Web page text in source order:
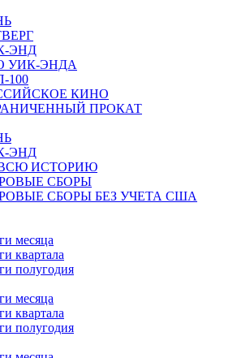
ЭНД
УИК-ЭНДА
100
КИНО
ПРОКАТ
ЭНД
ИСТОРИЮ
СБОРЫ
СБОРЫ БЕЗ УЧЕТА США
месяца
квартала
полугодия
месяца
квартала
полугодия